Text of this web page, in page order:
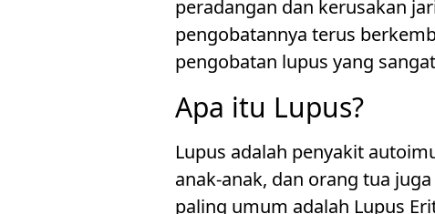
peradangan dan kerusakan
pengobatannya terus
pengobatan lupus yang
Apa itu Lupus?
Lupus adalah penyakit
anak-anak, dan orang tua
paling umum adalah Lupus